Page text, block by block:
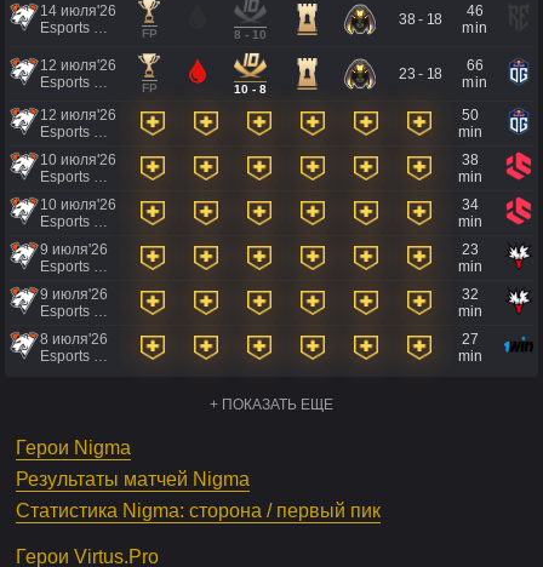
14 июля'26
Esports World Cup 2026
FP 8 - 10
38 - 18
46
min
12 июля'26
Esports World Cup 2026
FP 10 - 8
23 - 18
66
min
12 июля'26
Esports World Cup 2026
50
min
10 июля'26
Esports World Cup 2026
38
min
10 июля'26
Esports World Cup 2026
34
min
9 июля'26
Esports World Cup 2026
23
min
9 июля'26
Esports World Cup 2026
32
min
8 июля'26
Esports World Cup 2026
27
min
+ ПОКАЗАТЬ ЕЩЕ
Герои Nigma
Результаты матчей Nigma
Статистика Nigma: сторона / первый пик
Герои Virtus.Pro